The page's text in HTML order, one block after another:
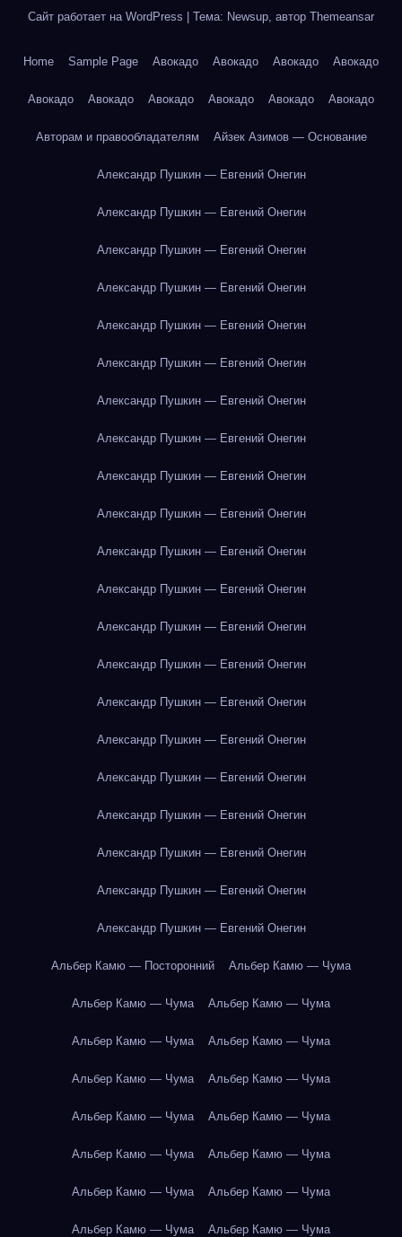
Сайт работает на WordPress Тема: Newsup, автор Themeansar
Home Sample Page Авокадо Авокадо Авокадо Авокадо
Авокадо Авокадо Авокадо Авокадо Авокадо Авокадо
Авторам и правообладателям Айзек Азимов — Основание
Александр Пушкин — Евгений Онегин
Александр Пушкин — Евгений Онегин
Александр Пушкин — Евгений Онегин
Александр Пушкин — Евгений Онегин
Александр Пушкин — Евгений Онегин
Александр Пушкин — Евгений Онегин
Александр Пушкин — Евгений Онегин
Александр Пушкин — Евгений Онегин
Александр Пушкин — Евгений Онегин
Александр Пушкин — Евгений Онегин
Александр Пушкин — Евгений Онегин
Александр Пушкин — Евгений Онегин
Александр Пушкин — Евгений Онегин
Александр Пушкин — Евгений Онегин
Александр Пушкин — Евгений Онегин
Александр Пушкин — Евгений Онегин
Александр Пушкин — Евгений Онегин
Александр Пушкин — Евгений Онегин
Александр Пушкин — Евгений Онегин
Александр Пушкин — Евгений Онегин
Александр Пушкин — Евгений Онегин
Альбер Камю — Посторонний Альбер Камю — Чума
Альбер Камю — Чума Альбер Камю — Чума
Альбер Камю — Чума Альбер Камю — Чума
Альбер Камю — Чума Альбер Камю — Чума
Альбер Камю — Чума Альбер Камю — Чума
Альбер Камю — Чума Альбер Камю — Чума
Альбер Камю — Чума Альбер Камю — Чума
Альбер Камю — Чума Альбер Камю — Чума